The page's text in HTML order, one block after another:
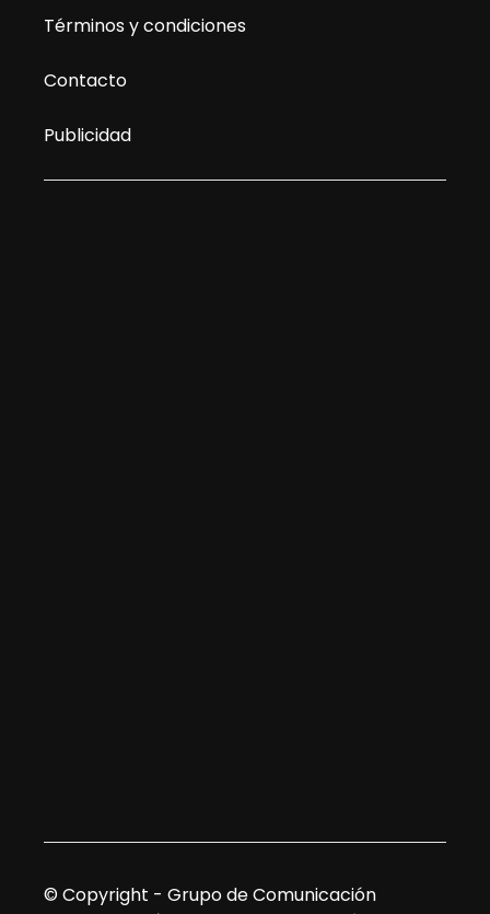
Términos y condiciones
Contacto
Publicidad
© Copyright - Grupo de Comunicación